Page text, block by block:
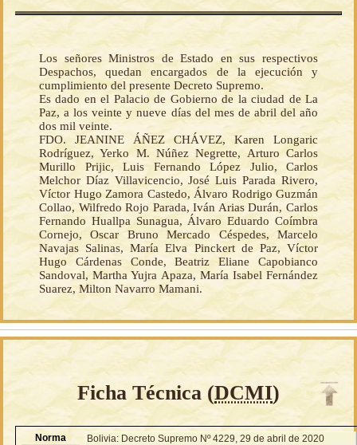
Los señores Ministros de Estado en sus respectivos
Despachos, quedan encargados de la ejecución y
cumplimiento del presente Decreto Supremo.
Es dado en el Palacio de Gobierno de la ciudad de La
Paz, a los veinte y nueve días del mes de abril del año
dos mil veinte.
FDO. JEANINE ÁÑEZ CHÁVEZ, Karen Longaric
Rodríguez, Yerko M. Núñez Negrette, Arturo Carlos
Murillo Prijic, Luis Fernando López Julio, Carlos
Melchor Díaz Villavicencio, José Luis Parada Rivero,
Víctor Hugo Zamora Castedo, Álvaro Rodrigo Guzmán
Collao, Wilfredo Rojo Parada, Iván Arias Durán, Carlos
Fernando Huallpa Sunagua, Álvaro Eduardo Coímbra
Cornejo, Oscar Bruno Mercado Céspedes, Marcelo
Navajas Salinas, María Elva Pinckert de Paz, Víctor
Hugo Cárdenas Conde, Beatriz Eliane Capobianco
Sandoval, Martha Yujra Apaza, María Isabel Fernández
Suarez, Milton Navarro Mamani.
Ficha Técnica (DCMI)
Norma
Bolivia: Decreto Supremo Nº 4229, 29 de abril de 2020